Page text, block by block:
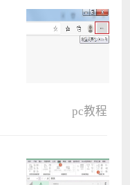
pc教程